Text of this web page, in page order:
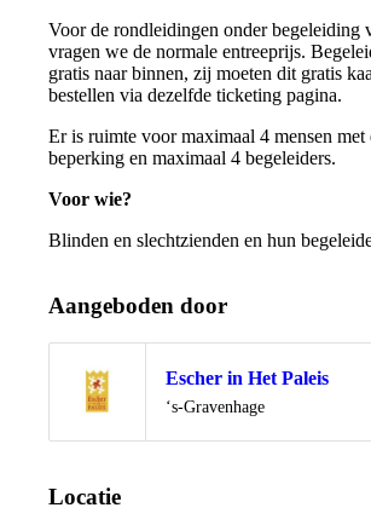
Voor de rondleidingen onder begeleiding
vragen we de normale entreeprijs.
gratis naar binnen, zij moeten dit gratis
bestellen via dezelfde ticketing pagina.
Er is ruimte voor maximaal 4 mensen met
beperking en maximaal 4 begeleiders.
Voor wie?
Blinden en slechtzienden en hun
Aangeboden door
Escher in Het Paleis
Locatie
‘s-Gravenhage
Locatie